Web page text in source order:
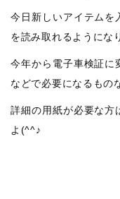
今日新しいアイテム
を読み取れるようにな
今年から電子車検証に
などで必要になるもの
詳細の用紙が必要な方
よ(^^♪